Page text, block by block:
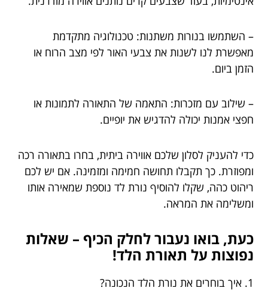
– השתמשו בנורות משתנות: טכנולוגיה מתקדמת
מאפשרת לנו לשנות את צבעי האור לפי מצב הרוח או
הזמן ביום.
– שילוב עם מזכרות: התאמה של התאורה לתמונות או
חפצי אמנות יכולה להדגיש את יופיים.
כדי להעניק לסלון שלכם אווירה ביתית, בחרו בתאורה רכה
ומפוזרת. כך תקבלו תחושה חמימה ומזמינה. אם יש לכם
ריהוט כהה, שקלו להוסיף נורת לד נוספת שמאירה אותו
ומשלימה את המראה.
כעת, בואו נעבור לחלק הכיף – שאלות
נפוצות על תאורת הלד!
1. איך בוחרים את נורת הלד הנכונה?